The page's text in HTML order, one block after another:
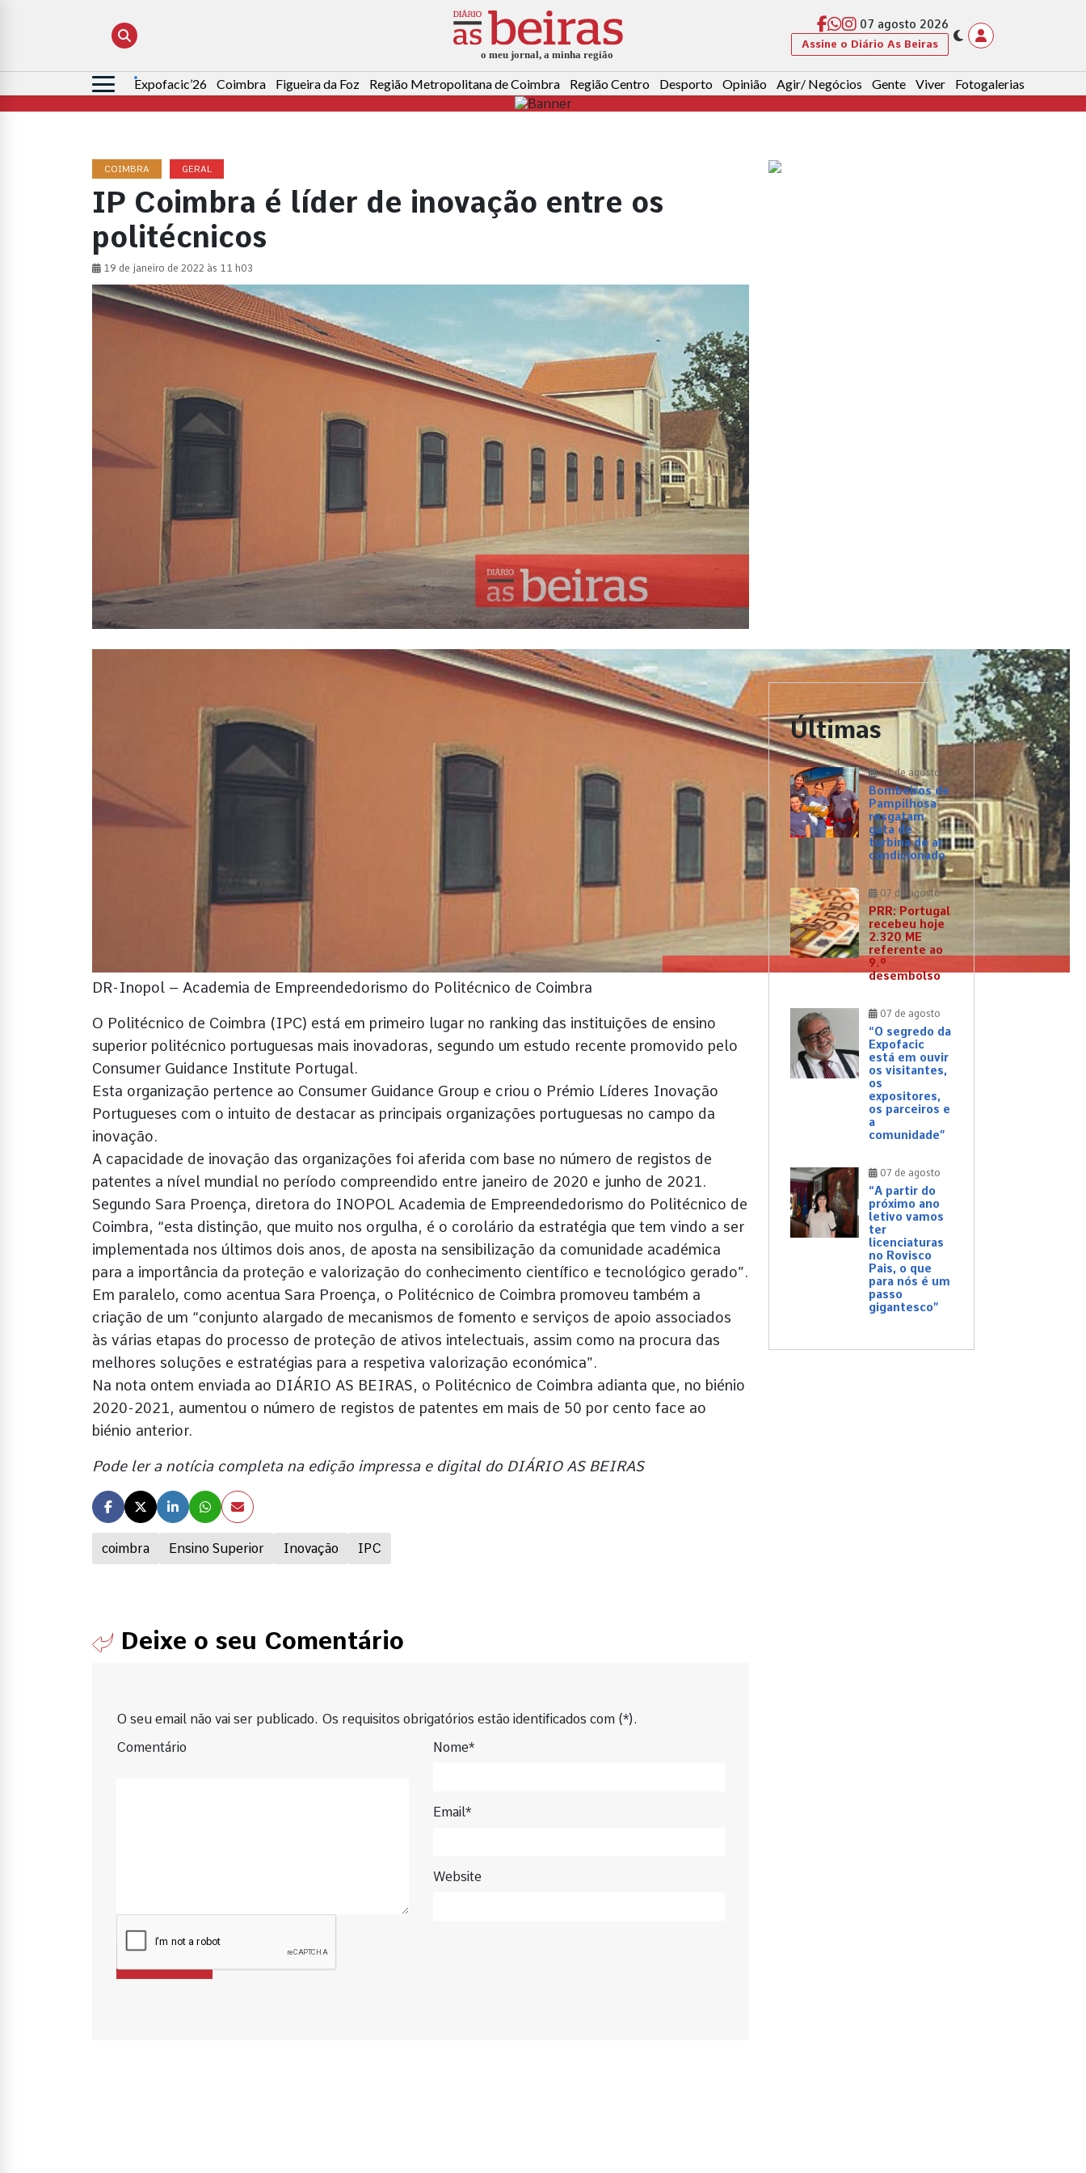
07 agosto 2026
Assine o Diário As Beiras
Pesquisar
por:
Expofacic’26 Coimbra Figueira da Foz Região Metropolitana de Coimbra Região Centro Desporto Opinião Agir/ Negócios Gente Viver Fotogalerias
COIMBRA GERAL
IP Coimbra é líder de inovação entre os
politécnicos
19 de janeiro de 2022 às 11 h03
coimbra Ensino Superior Inovação IPC
DR-Inopol – Academia de Empreendedorismo do Politécnico de Coimbra
O Politécnico de Coimbra (IPC) está em primeiro lugar no ranking das instituições de ensino
superior politécnico portuguesas mais inovadoras, segundo um estudo recente promovido pelo
Consumer Guidance Institute Portugal.
Esta organização pertence ao Consumer Guidance Group e criou o Prémio Líderes Inovação
Portugueses com o intuito de destacar as principais organizações portuguesas no campo da
inovação.
A capacidade de inovação das organizações foi aferida com base no número de registos de
patentes a nível mundial no período compreendido entre janeiro de 2020 e junho de 2021.
Segundo Sara Proença, diretora do INOPOL Academia de Empreendedorismo do Politécnico de
Coimbra, “esta distinção, que muito nos orgulha, é o corolário da estratégia que tem vindo a ser
implementada nos últimos dois anos, de aposta na sensibilização da comunidade académica
para a importância da proteção e valorização do conhecimento científico e tecnológico gerado”.
Em paralelo, como acentua Sara Proença, o Politécnico de Coimbra promoveu também a
criação de um “conjunto alargado de mecanismos de fomento e serviços de apoio associados
às várias etapas do processo de proteção de ativos intelectuais, assim como na procura das
melhores soluções e estratégias para a respetiva valorização económica”.
Na nota ontem enviada ao DIÁRIO AS BEIRAS, o Politécnico de Coimbra adianta que, no biénio
2020-2021, aumentou o número de registos de patentes em mais de 50 por cento face ao
biénio anterior.
Pode ler a notícia completa na edição impressa e digital do DIÁRIO AS BEIRAS
Deixe o seu Comentário
O seu email não vai ser publicado. Os requisitos obrigatórios estão identificados com (*).
Comentário
Nome*
Email*
Website
Últimas
07 de agosto
Bombeiros de
Pampilhosa
resgatam
gata de
turbina de ar
condicionado
07 de agosto
PRR: Portugal
recebeu hoje
2.320 ME
referente ao
9.º
desembolso
07 de agosto
“O segredo da
Expofacic
está em ouvir
os visitantes,
os
expositores,
os parceiros e
a
comunidade”
07 de agosto
“A partir do
próximo ano
letivo vamos
ter
licenciaturas
no Rovisco
Pais, o que
para nós é um
passo
gigantesco”